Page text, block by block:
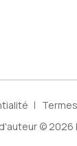
© 2026